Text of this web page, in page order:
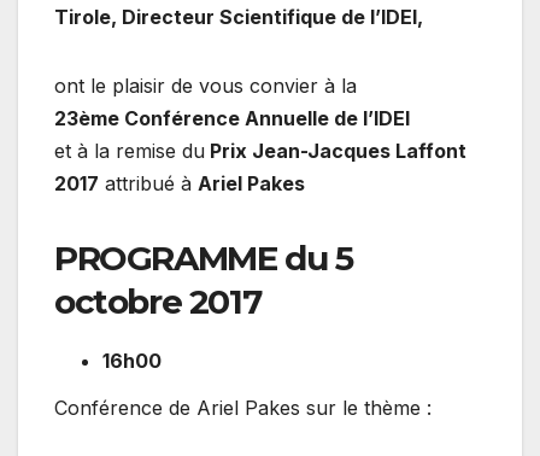
Tirole, Directeur Scientifique de l’IDEI,
ont le plaisir de vous convier à la
23ème Conférence Annuelle de l’IDEI
et à la remise du Prix Jean-Jacques Laffont
2017 attribué à Ariel Pakes
PROGRAMME du5
octobre 2017
16h00
Conférence de Ariel Pakes sur le thème :